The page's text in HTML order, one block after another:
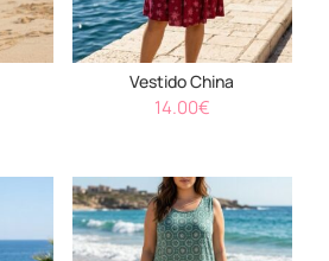
Vestido China
14.00€